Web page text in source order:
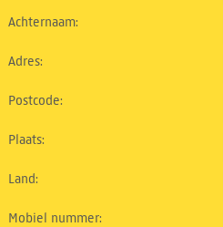
Achternaam:
Adres:
Postcode:
Plaats:
Land:
Mobiel nummer: